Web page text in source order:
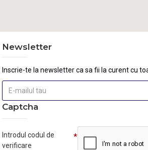
Newsletter
Inscrie-te la newsletter ca sa fii la curent cu
Captcha
Introdul codul de
verificare